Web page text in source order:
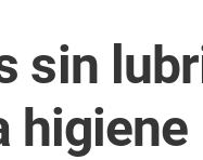
sin
higiene